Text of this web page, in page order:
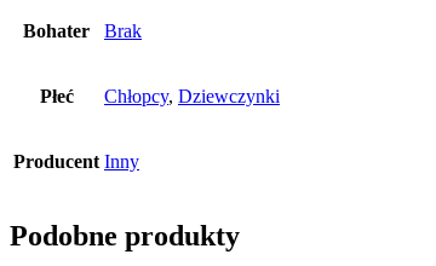
Bohater Brak
Płeć Chłopcy, Dziewczynki
Producent Inny
Podobne produkty